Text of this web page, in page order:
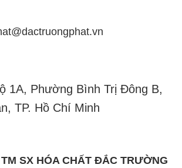
1A, Phường Bình Trị Đông B,
TP. Hồ Chí Minh
SX HÓA CHẤT ĐẮC TRƯỜNG